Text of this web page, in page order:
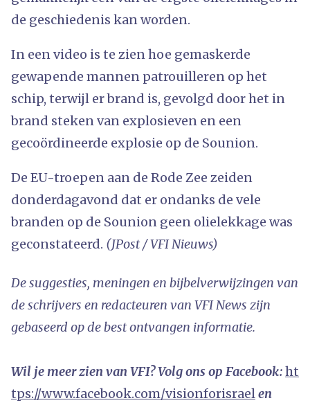
de geschiedenis kan worden.
In een video is te zien hoe gemaskerde
gewapende mannen patrouilleren op het
schip, terwijl er brand is, gevolgd door het in
brand steken van explosieven en een
gecoördineerde explosie op de Sounion.
De EU-troepen aan de Rode Zee zeiden
donderdagavond dat er ondanks de vele
branden op de Sounion geen olielekkage was
geconstateerd. (JPost / VFI Nieuws)
De suggesties, meningen en bijbelverwijzingen van
de schrijvers en redacteuren van VFI News zijn
gebaseerd op de best ontvangen informatie.
Wil je meer zien van VFI? Volg ons op Facebook:ht
tps://www.facebook.com/visionforisraelen